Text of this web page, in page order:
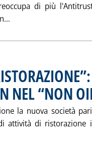
di più
NEL “NON
la nuova società
attività di ristorazione